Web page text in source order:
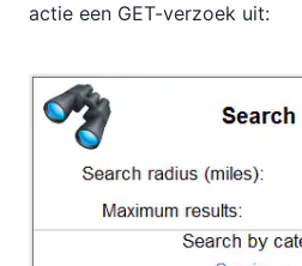
actie een GET-verzoek uit: